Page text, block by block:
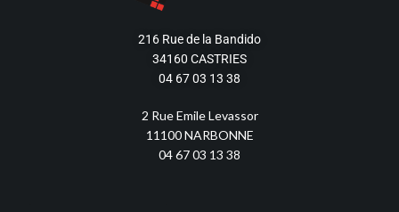
216 Rue de la Bandido
34160 CASTRIES
04 67 03 13 38
2 Rue Emile Levassor
11100 NARBONNE
04 67 03 13 38